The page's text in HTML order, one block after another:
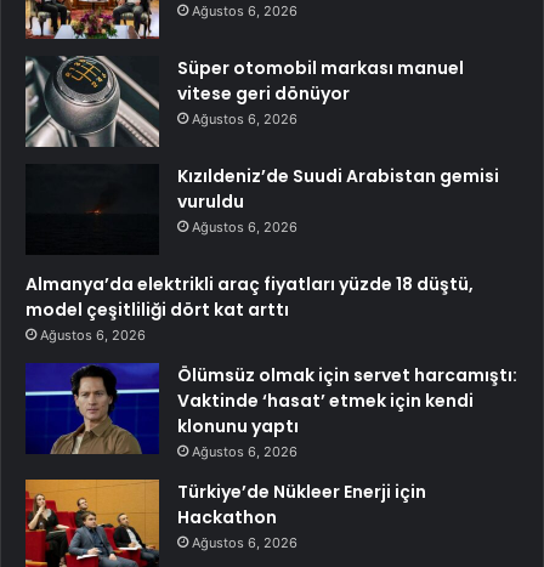
Ağustos 6, 2026
Süper otomobil markası manuel
vitese geri dönüyor
Ağustos 6, 2026
Kızıldeniz’de Suudi Arabistan gemisi
vuruldu
Ağustos 6, 2026
Almanya’da elektrikli araç fiyatları yüzde 18 düştü,
model çeşitliliği dört kat arttı
Ağustos 6, 2026
Ölümsüz olmak için servet harcamıştı:
Vaktinde ‘hasat’ etmek için kendi
klonunu yaptı
Ağustos 6, 2026
Türkiye’de Nükleer Enerji için
Hackathon
Ağustos 6, 2026